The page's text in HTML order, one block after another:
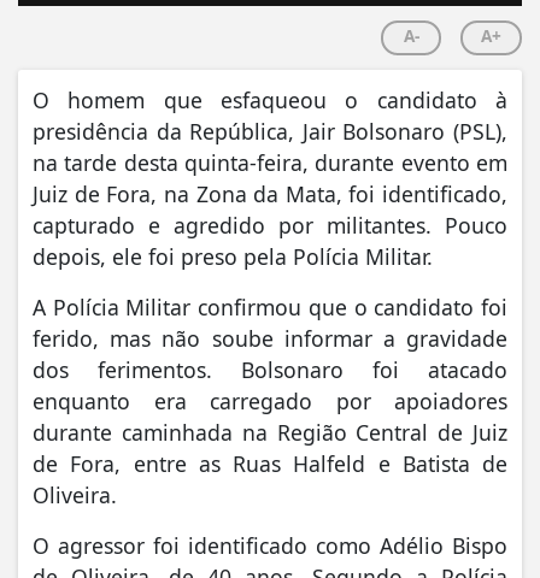
A- A+
O homem que esfaqueou o candidato à
presidência da República, Jair Bolsonaro (PSL),
na tarde desta quinta-feira, durante evento em
Juiz de Fora, na Zona da Mata, foi identificado,
capturado e agredido por militantes. Pouco
depois, ele foi preso pela Polícia Militar.
A Polícia Militar confirmou que o candidato foi
ferido, mas não soube informar a gravidade
dos ferimentos. Bolsonaro foi atacado
enquanto era carregado por apoiadores
durante caminhada na Região Central de Juiz
de Fora, entre as Ruas Halfeld e Batista de
Oliveira.
O agressor foi identificado como Adélio Bispo